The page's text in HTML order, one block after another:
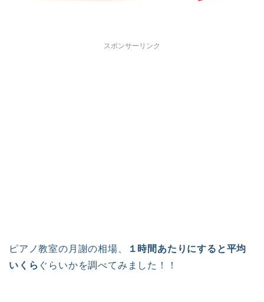
スポンサーリンク
ピアノ教室の月謝の相場、
１時間あたりにすると平均
いくら ぐらいかを調べてみました！！